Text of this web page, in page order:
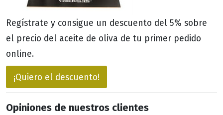
Regístrate y consigue un descuento del 5% sobre
el precio del aceite de oliva de tu primer pedido
online.
¡Quiero el descuento!
Opiniones de nuestros clientes